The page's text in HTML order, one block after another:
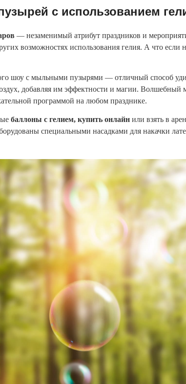
с использованием
— незаменимый атрибут праздников и
возможностях использования гелия. А что если
шоу с мыльными пузырями — отличный способ
добавляя им эффектности и магии.
программой на любом празднике.
баллоны с гелием, купить онлайн или взять в
специальными насадками для накачки